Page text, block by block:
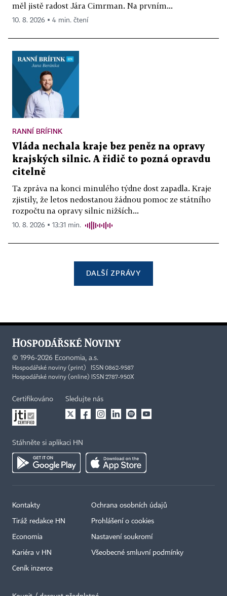
měl jistě radost Jára Cimrman. Na prvním...
10. 8. 2026 ▪ 4 min. čtení
RANNÍ BRÍFINK
Vláda nechala kraje bez peněz na opravy
krajských silnic. A řidič to pozná opravdu
citelně
Ta zpráva na konci minulého týdne dost zapadla. Kraje
zjistily, že letos nedostanou žádnou pomoc ze státního
rozpočtu na opravy silnic nižších...
10. 8. 2026 ▪ 13:31 min.
DALŠÍ ZPRÁVY
© 1996-2026 Economia, a.s.
Hospodářské noviny (print) ISSN 0862-9587
Hospodářské noviny (online) ISSN 2787-950X
Certifikováno Sledujte nás
Stáhněte si aplikaci HN
Kontakty
Tiráž redakce HN
Economia
Kariéra v HN
Ceník inzerce
Ochrana osobních údajů
Prohlášení o cookies
Nastavení soukromí
Všeobecné smluvní podmínky